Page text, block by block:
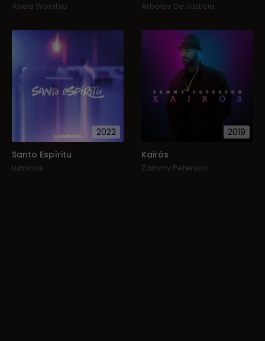
Abels Worship Arboles De Justicia
2022
Santo Espíritu
Luminos
2019
Kairós
Zammy Peterson